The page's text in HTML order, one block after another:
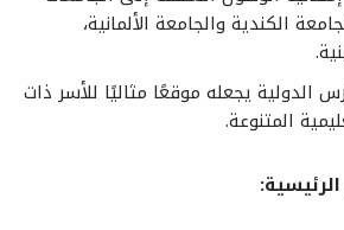
الكندية والجامعة الألمانية،
الدولية يجعله موقعًا مثاليًا للأسر ذات
المتنوعة.